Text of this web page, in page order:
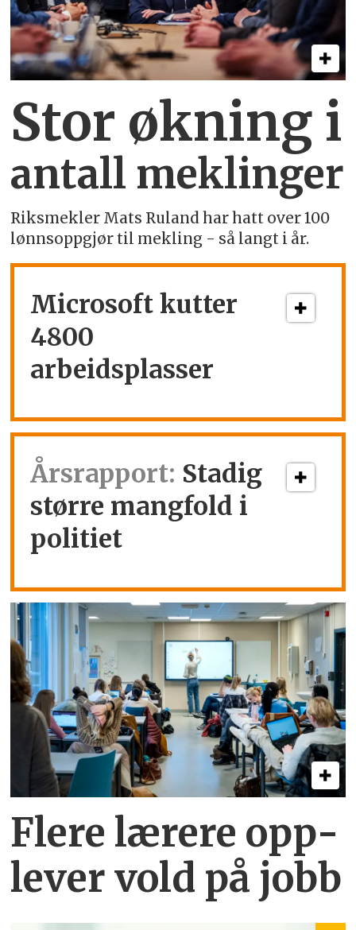
Stor økning i
antall meklinger
Riksmekler Mats Ruland har hatt over 100
lønnsoppgjør til mekling - så langt i år.
Microsoft kutter
4800
arbeidsplasser
Årsrapport: Stadig
større mangfold i
politiet
Flere lærere opp­
lever vold på jobb